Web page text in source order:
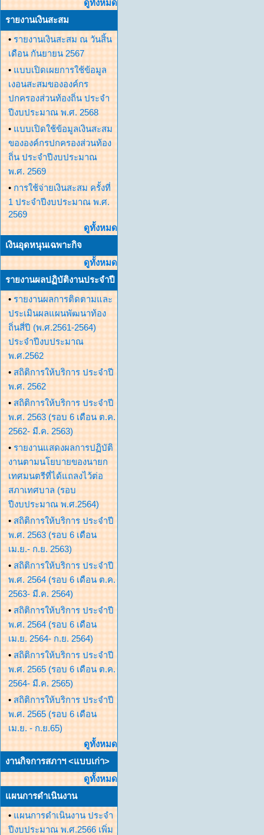
ดูทั้งหมด
รายงานเงินสะสม
• รายงานเงินสะสม ณ วันสิ้น
เดือน กันยายน 2567
• แบบเปิดเผยการใช้ข้อมูล
เงอนสะสมขององค์กร
ปกครองส่วนท้องถิ่น ประจำ
ปีงบประมาณ พ.ศ. 2568
• แบบเปิดใช้ข้อมูลเงินสะสม
ขององค์กรปกครองส่วนท้อง
ถิ่น ประจำปีงบประมาณ
พ.ศ. 2569
• การใช้จ่ายเงินสะสม ครั้งที่
1 ประจำปีงบประมาณ พ.ศ.
2569
ดูทั้งหมด
เงินอุดหนุนเฉพาะกิจ
ดูทั้งหมด
รายงานผลปฏิบัติงานประจำปี
• รายงานผลการติดตามและ
ประเมินผลแผนพัฒนาท้อง
ถิ่นสี่ปี (พ.ศ.2561-2564)
ประจำปีงบประมาณ
พ.ศ.2562
• สถิติการให้บริการ ประจำปี
พ.ศ. 2562
• สถิติการให้บริการ ประจำปี
พ.ศ. 2563 (รอบ 6 เดือน ต.ค.
2562- มี.ค. 2563)
• รายงานแสดงผลการปฏิบัติ
งานตามนโยบายของนายก
เทศมนตรีที่ได้แถลงไว้ต่อ
สภาเทศบาล (รอบ
ปีงบประมาณ พ.ศ.2564)
• สถิติการให้บริการ ประจำปี
พ.ศ. 2563 (รอบ 6 เดือน
เม.ย.- ก.ย. 2563)
• สถิติการให้บริการ ประจำปี
พ.ศ. 2564 (รอบ 6 เดือน ต.ค.
2563- มี.ค. 2564)
• สถิติการให้บริการ ประจำปี
พ.ศ. 2564 (รอบ 6 เดือน
เม.ย. 2564- ก.ย. 2564)
• สถิติการให้บริการ ประจำปี
พ.ศ. 2565 (รอบ 6 เดือน ต.ค.
2564- มี.ค. 2565)
• สถิติการให้บริการ ประจำปี
พ.ศ. 2565 (รอบ 6 เดือน
เม.ย. - ก.ย.65)
ดูทั้งหมด
งานกิจการสภาฯ <แบบเก่า>
ดูทั้งหมด
แผนการดำเนินงาน
• แผนการดำเนินงาน ประจำ
ปีงบประมาณ พ.ศ.2566 เพิ่ม